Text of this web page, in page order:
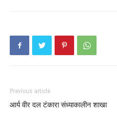
Previous article
आर्य वीर दल टंकारा संध्याकालीन शाखा